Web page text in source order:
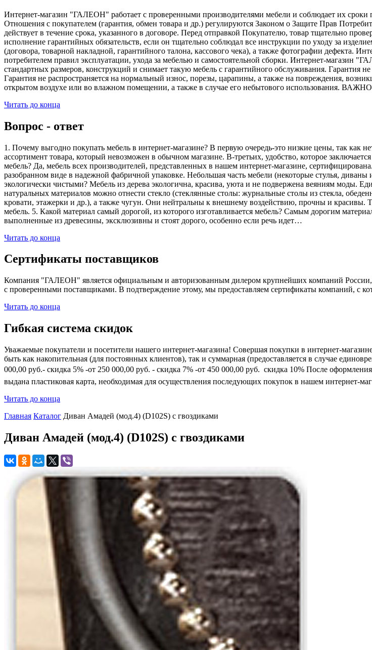
Интернет-магазин "ГАЛЕОН" работает с проверенными производителями мебели и соблюдает их сроки
Отношения с покупателем (гарантия, обмен товара и др.) регулируются Законом о Защите Прав
действует в течение срока, указанного в договоре. Перед отправкой Покупателю, товар тщательно
исполнение гарантийных обязательств, если он тщательно соблюдал все инструкции по уходу за
(договора, товарной накладной, гарантийного талона, кассового чека), а также фотографии дефекта.
потребителем правил эксплуатации, ухода за мебелью и самостоятельной сборки. Интернет-магазин
стандартных размеров, конструкций и снимает такую мебель с гарантийного обслуживания. Гарантия
Гарантия не распространяется на нормальный износ, порезы, царапины, а также на повреждения,
открытом воздухе или во влажном помещении, а также в случае его небытового использования.
Читать до конца
Вопрос - ответ
1. Почему выгодно покупать мебель в интернет-магазине? В первую очередь-это низкие цены, так как
ассортимент товара, который невозможен в обычном магазине. В-третьих, удобство, которое
мебель? Да, мебель всех производителей, представленных в нашем интернет-магазине,
разобранном виде в надежной фабричной упаковке. Небольшая часть мебели (некоторые стулья,
экологически чистыми? Мебель из дерева экологична, красива, уюта и не подвержена веяниям моды.
натуральных материалов можно отнести стекло (стеклянные столы: журнальные столы из стекла,
кровати, этажерки и др.), а также чугун. Они нейтральны к внешнему воздействию, прочны и красивы.
мебель. 5. Какой материал самый дорогой, из которого изготавливается мебель? Самым дорогим
выполненные из древесины, эксклюзивны и стоят дорого, особенно если речь идет…
Читать до конца
Сертификаты поставщиков
Компания "ГАЛЕОН" является официальным и авторизованным дилером крупнейших компаний
с проверенными поставщиками. В подтверждение этому, мы предоставляем сертификаты компаний, с
Читать до конца
Гибкая система скидок
Уважаемые покупатели и посетители нашего интернет-магазина! Совершая покупки в интернет-
быть как накопительная (для постоянных клиентов), так и суммарная (предоставляется в случае
000,00 руб.- скидка 5% -от 250 000,00 руб. - скидка 7% -от 450 000,00 руб.  скидка 10% После
выдана пластиковая карта, необходимая для осуществления последующих покупок в нашем интернет-
Читать до конца
Главная Каталог Диван Амадей (мод.4) (D102S) с гвоздиками
Диван Амадей (мод.4) (D102S) с гвоздиками